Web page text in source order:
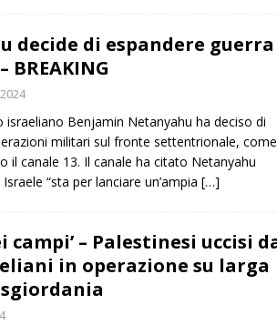
decide di espandere guerra
BREAKING
israeliano Benjamin Netanyahu ha deciso di
militari sul fronte settentrionale, come
il canale 13. Il canale ha citato Netanyahu
“sta per lanciare un’ampia […]
campi’ – Palestinesi uccisi
in operazione su larga